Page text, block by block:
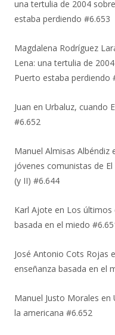
una tertulia de 2004
estaba perdiendo #6.653
Magdalena Rodríguez
Lena: una tertulia de
Puerto estaba perdiendo
Juan en Urbaluz, cuando
#6.652
Manuel Almisas Albéndiz
jóvenes comunistas de
(y II) #6.644
Karl Ajote en Los últimos
basada en el miedo
José Antonio Cots Rojas
enseñanza basada en el
Manuel Justo Morales en
la americana #6.652